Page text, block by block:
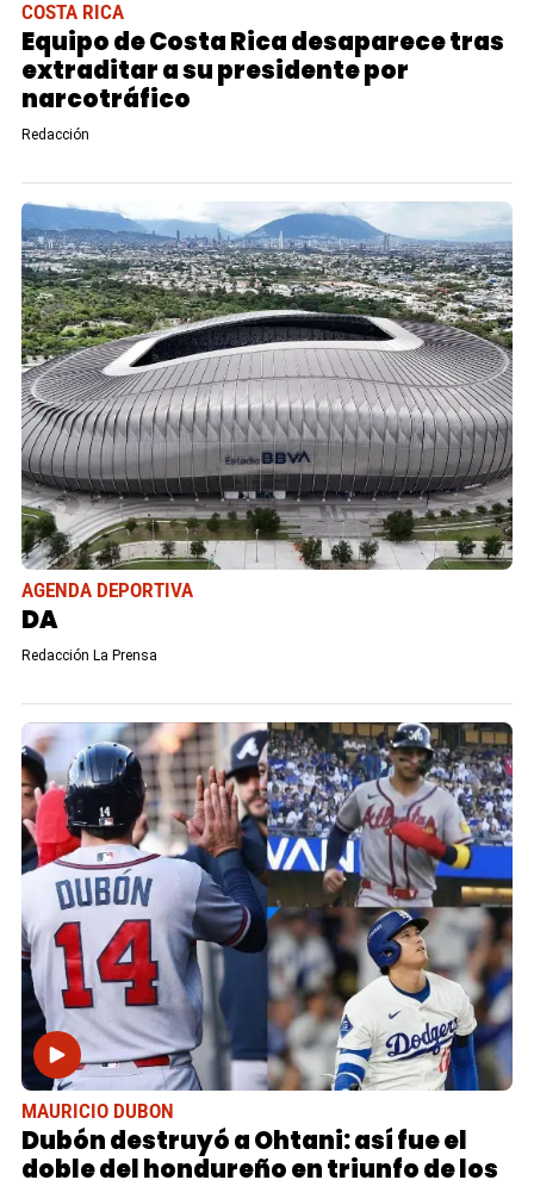
COSTA RICA
Equipo de Costa Rica desaparece tras
extraditar a su presidente por
narcotráfico
Redacción
AGENDA DEPORTIVA
DA
Redacción La Prensa
MAURICIO DUBON
Dubón destruyó a Ohtani: así fue el
doble del hondureño en triunfo de los